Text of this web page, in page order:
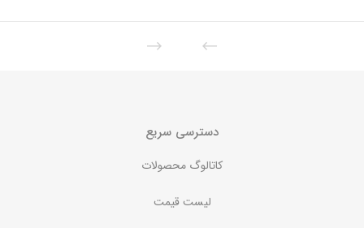
دسترسی سریع
کاتالوگ محصولات
لیست قیمت